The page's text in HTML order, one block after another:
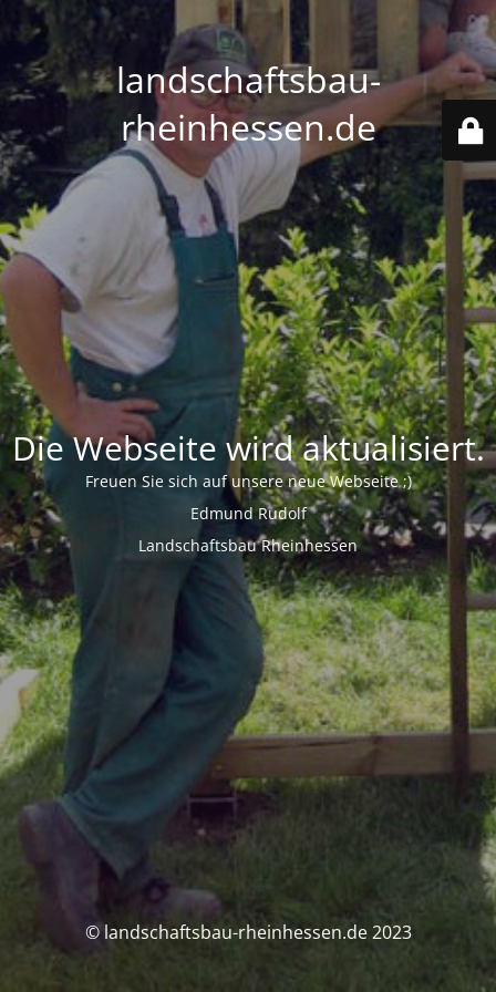
landschaftsbau-
rheinhessen.de
Die Webseite wird aktualisiert.
Freuen Sie sich auf unsere neue Webseite ;)
Edmund Rudolf
Landschaftsbau Rheinhessen
© landschaftsbau-rheinhessen.de 2023